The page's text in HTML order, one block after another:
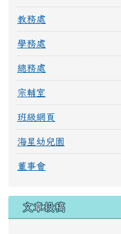
教務處
學務處
總務處
宗輔室
班級網頁
海星幼兒園
董事會
文章投稿